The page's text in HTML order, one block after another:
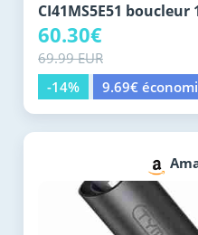
CI41MS5E51 boucleur
60.30€
69.99 EUR
-14%
9.69€